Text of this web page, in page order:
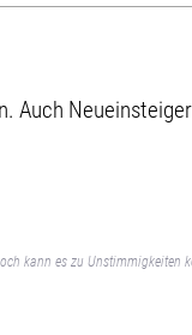
Auch Neueinsteiger
kann es zu